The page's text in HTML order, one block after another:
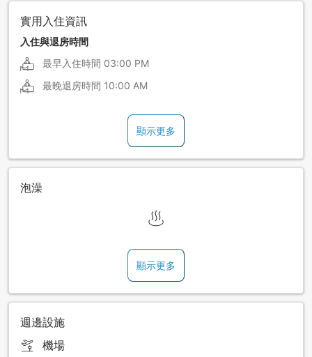
實用入住資訊
入住與退房時間
最早入住時間 03:00 PM
最晚退房時間 10:00 AM
顯示更多
泡澡
顯示更多
週邊設施
機場